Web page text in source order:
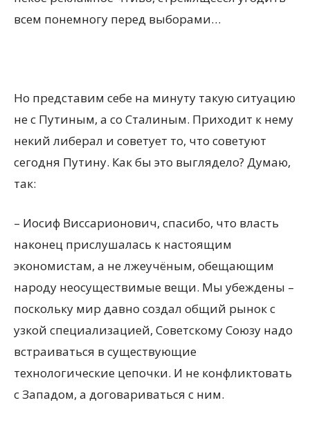
всем понемногу перед выборами…
Но представим себе на минуту такую ситуацию
не с Путиным, а со Сталиным. Приходит к нему
некий либерал и советует то, что советуют
сегодня Путину. Как бы это выглядело? Думаю,
так:
– Иосиф Виссарионович, спасибо, что власть
наконец прислушалась к настоящим
экономистам, а не лжеучёным, обещающим
народу неосуществимые вещи. Мы убеждены –
поскольку мир давно создал общий рынок с
узкой специализацией, Советскому Союзу надо
встраиваться в существующие
технологические цепочки. И не конфликтовать
с Западом, а договариваться с ним.